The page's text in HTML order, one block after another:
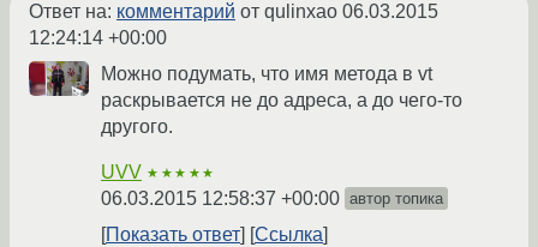
Ответ на: комментарий от qulinxao 06.03.2015
12:24:14 +00:00
Можно подумать, что имя метода в vt
раскрывается не до адреса, а до чего-то
другого.
UVV ★★★★★
06.03.2015 12:58:37 +00:00 автор топика
Показать ответ Ссылка